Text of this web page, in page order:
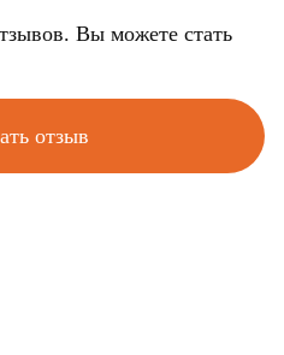
Вы можете стать
отзыв